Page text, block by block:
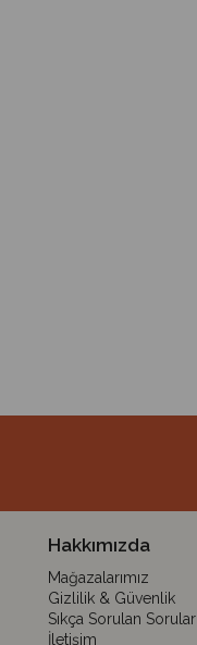
Hakkımızda
Mağazalarımız
Gizlilik & Güvenlik
Sıkça Sorulan Sorular
İletişim